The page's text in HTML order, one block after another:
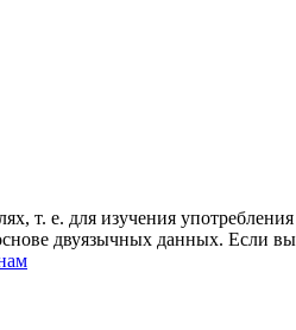
т. е. для изучения
двуязычных данных. Если